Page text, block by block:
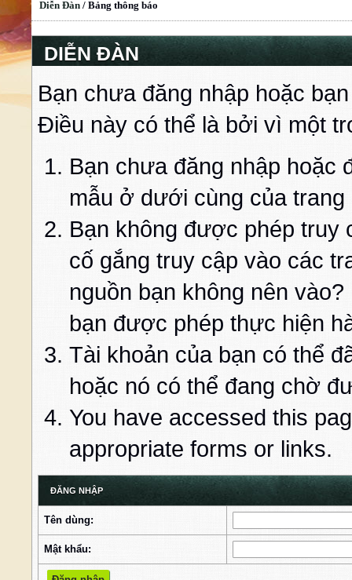
Diễn Đàn / Bảng thông báo
DIỄN ĐÀN
Bạn chưa đăng nhập hoặc
Điều này có thể là bởi vì một
Bạn chưa đăng nhập hoặc
mẫu ở dưới cùng của trang
Bạn không được phép truy
cố gắng truy cập vào các
nguồn bạn không nên
bạn được phép thực hiện
Tài khoản của bạn có thể
hoặc nó có thể đang chờ
You have accessed this
appropriate forms or links.
ĐĂNG NHẬP
Tên dùng:
Mật khẩu: